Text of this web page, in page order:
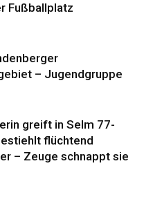
Fußballplatz
– Jugendgruppe
greift in Selm 77-
flüchtend
– Zeuge schnappt sie